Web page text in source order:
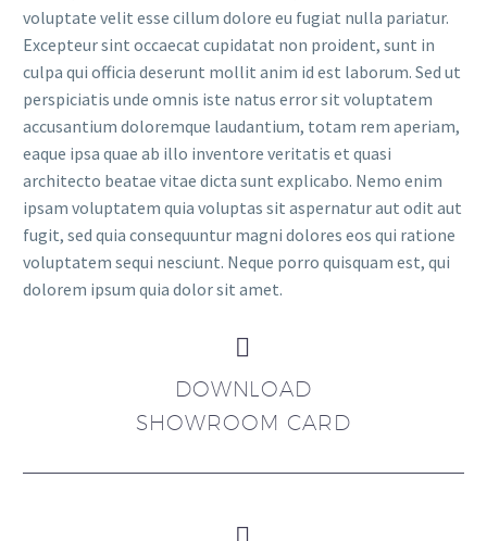
voluptate velit esse cillum dolore eu fugiat nulla pariatur.
Excepteur sint occaecat cupidatat non proident, sunt in
culpa qui officia deserunt mollit anim id est laborum. Sed ut
perspiciatis unde omnis iste natus error sit voluptatem
accusantium doloremque laudantium, totam rem aperiam,
eaque ipsa quae ab illo inventore veritatis et quasi
architecto beatae vitae dicta sunt explicabo. Nemo enim
ipsam voluptatem quia voluptas sit aspernatur aut odit aut
fugit, sed quia consequuntur magni dolores eos qui ratione
voluptatem sequi nesciunt. Neque porro quisquam est, qui
dolorem ipsum quia dolor sit amet.


DOWNLOAD
SHOWROOM CARD